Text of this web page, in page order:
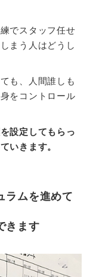
でスタッフ任せ
まう人はどうし
も、人間誰しも
をコントロール
設定してもらっ
いきます。
ラムを進めて
きます